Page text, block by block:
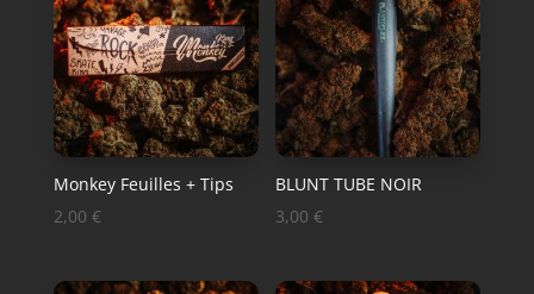
Monkey Feuilles + Tips
2,00 €
BLUNT TUBE NOIR
3,00€